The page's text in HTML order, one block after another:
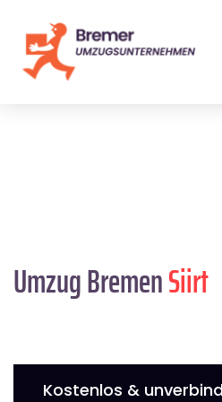
Umzug BremenSiirt
Kostenlos &